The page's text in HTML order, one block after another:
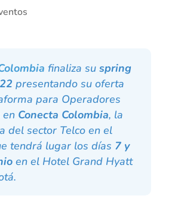
finaliza su spring
presentando su oferta
para Operadores
en Conecta Colombia, la
del sector Telco en el
tendrá lugar los días 7 y
en el Hotel Grand Hyatt